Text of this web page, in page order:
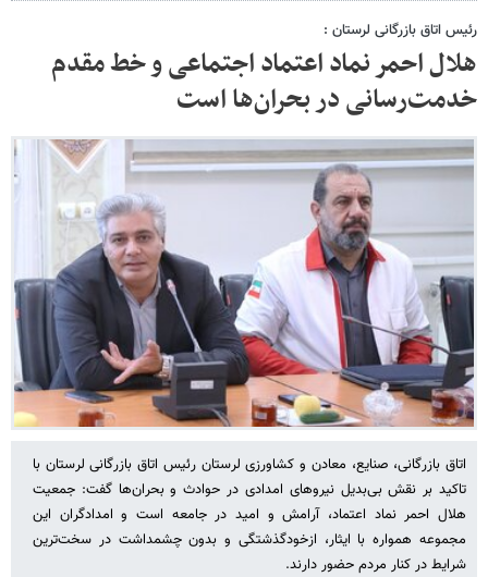
رئیس اتاق بازرگانی لرستان :
هلال احمر نماد اعتماد اجتماعی و خط مقدم
خدمت‌رسانی در بحران‌ها است
اتاق بازرگانی، صنایع، معادن و کشاورزی لرستان رئیس اتاق بازرگانی لرستان با
تاکید بر نقش بی‌بدیل نیروهای امدادی در حوادث و بحران‌ها گفت: جمعیت
هلال احمر نماد اعتماد، آرامش و امید در جامعه است و امدادگران این
مجموعه همواره با ایثار، ازخودگذشتگی و بدون چشمداشت در سخت‌ترین
شرایط در کنار مردم حضور دارند.